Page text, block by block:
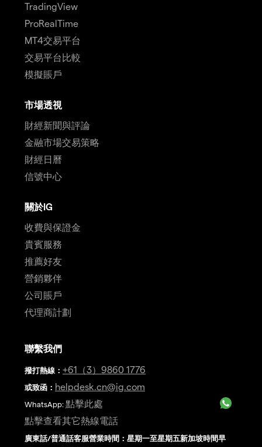
TradingView
ProRealTime
MT4交易平台
交易平台比較
模擬賬戶
市場透視
財經新聞與評論
金融市場交易策略
財經日曆
信號中心
關於IG
收費與保證金
貴賓服務
推薦好友
營銷夥伴
公司賬戶
代理商計劃
聯繫我們
撥打熱線 ： +61（3）9860 1776
或致函： helpdesk.cn@ig.com
WhatsApp: 點擊此處
點擊查看其它熱線電話
廣東話/普通話客服營業時間：星期一至星期五新加坡時間早